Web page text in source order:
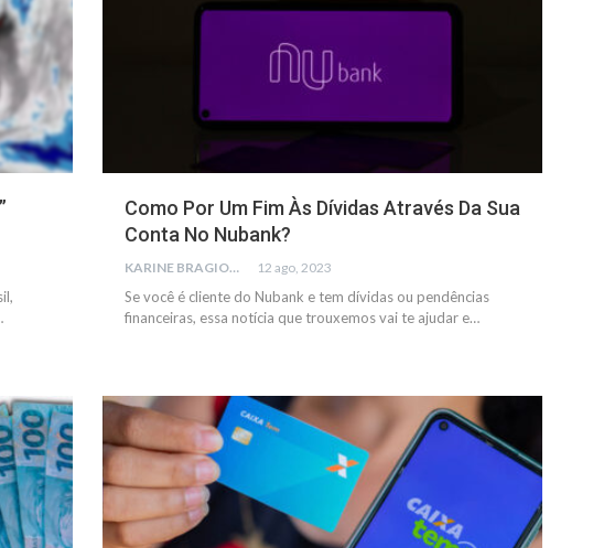
Como Por Um Fim Às Dívidas Através Da Sua
Conta No Nubank?
KARINE BRAGIONE 12 ago, 2023
Se você é cliente do Nubank e tem dívidas ou pendências
financeiras, essa notícia que trouxemos vai te ajudar e…
GERAL